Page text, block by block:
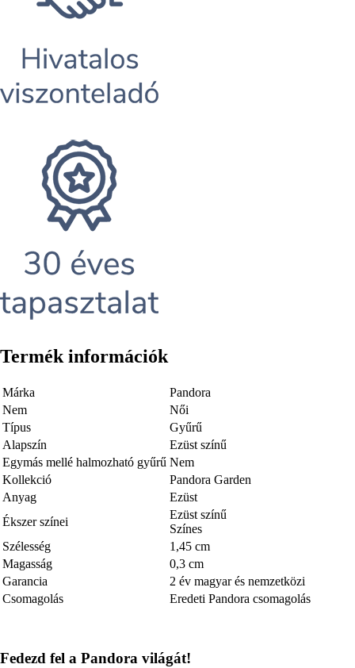
Termék információk
Márka
Pandora
Nem
Női
Típus
Gyűrű
Alapszín
Ezüst színű
Egymás mellé halmozható gyűrű Nem
Kollekció
Pandora Garden
Anyag
Ezüst
Ékszer színei
Ezüst színű
Színes
Szélesség
1,45 cm
Magasság
0,3 cm
Garancia
2 év magyar és nemzetközi
Csomagolás
Eredeti Pandora csomagolás
Fedezd fel a Pandora világát!